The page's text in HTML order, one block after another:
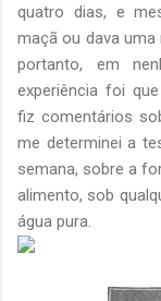
quatro dias, e
maçã ou dava
portanto, em
experiência foi
fiz comentários
me determinei a
semana, sobre a
alimento, sob
água pura.